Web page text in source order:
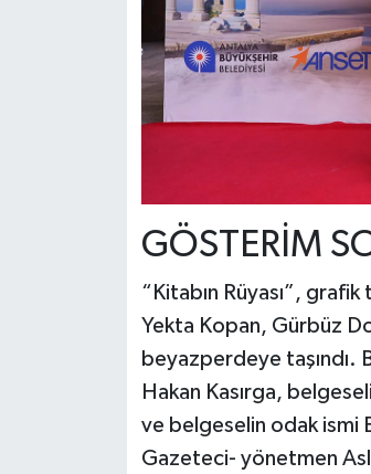
GÖSTERİM
“Kitabın Rüyası”,
Yekta Kopan, Gürbüz
beyazperdeye taşındı.
Hakan Kasırga,
ve belgeselin odak ismi
Gazeteci- yönetmen